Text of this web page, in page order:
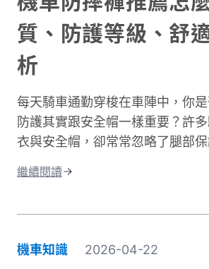
質、防護等級、舒
析
每天騎車通勤穿梭在車陣中，你
防護其實跟安全帽一樣重要？許
衣與安全帽，卻常常忽略了腿部
據交通部統計，機車事故傷亡中，
部位。專業的機車防摔褲內建護膝
質，能在摔車瞬間提供關鍵保護。
繼續閱讀
機車知識 2026-04-22